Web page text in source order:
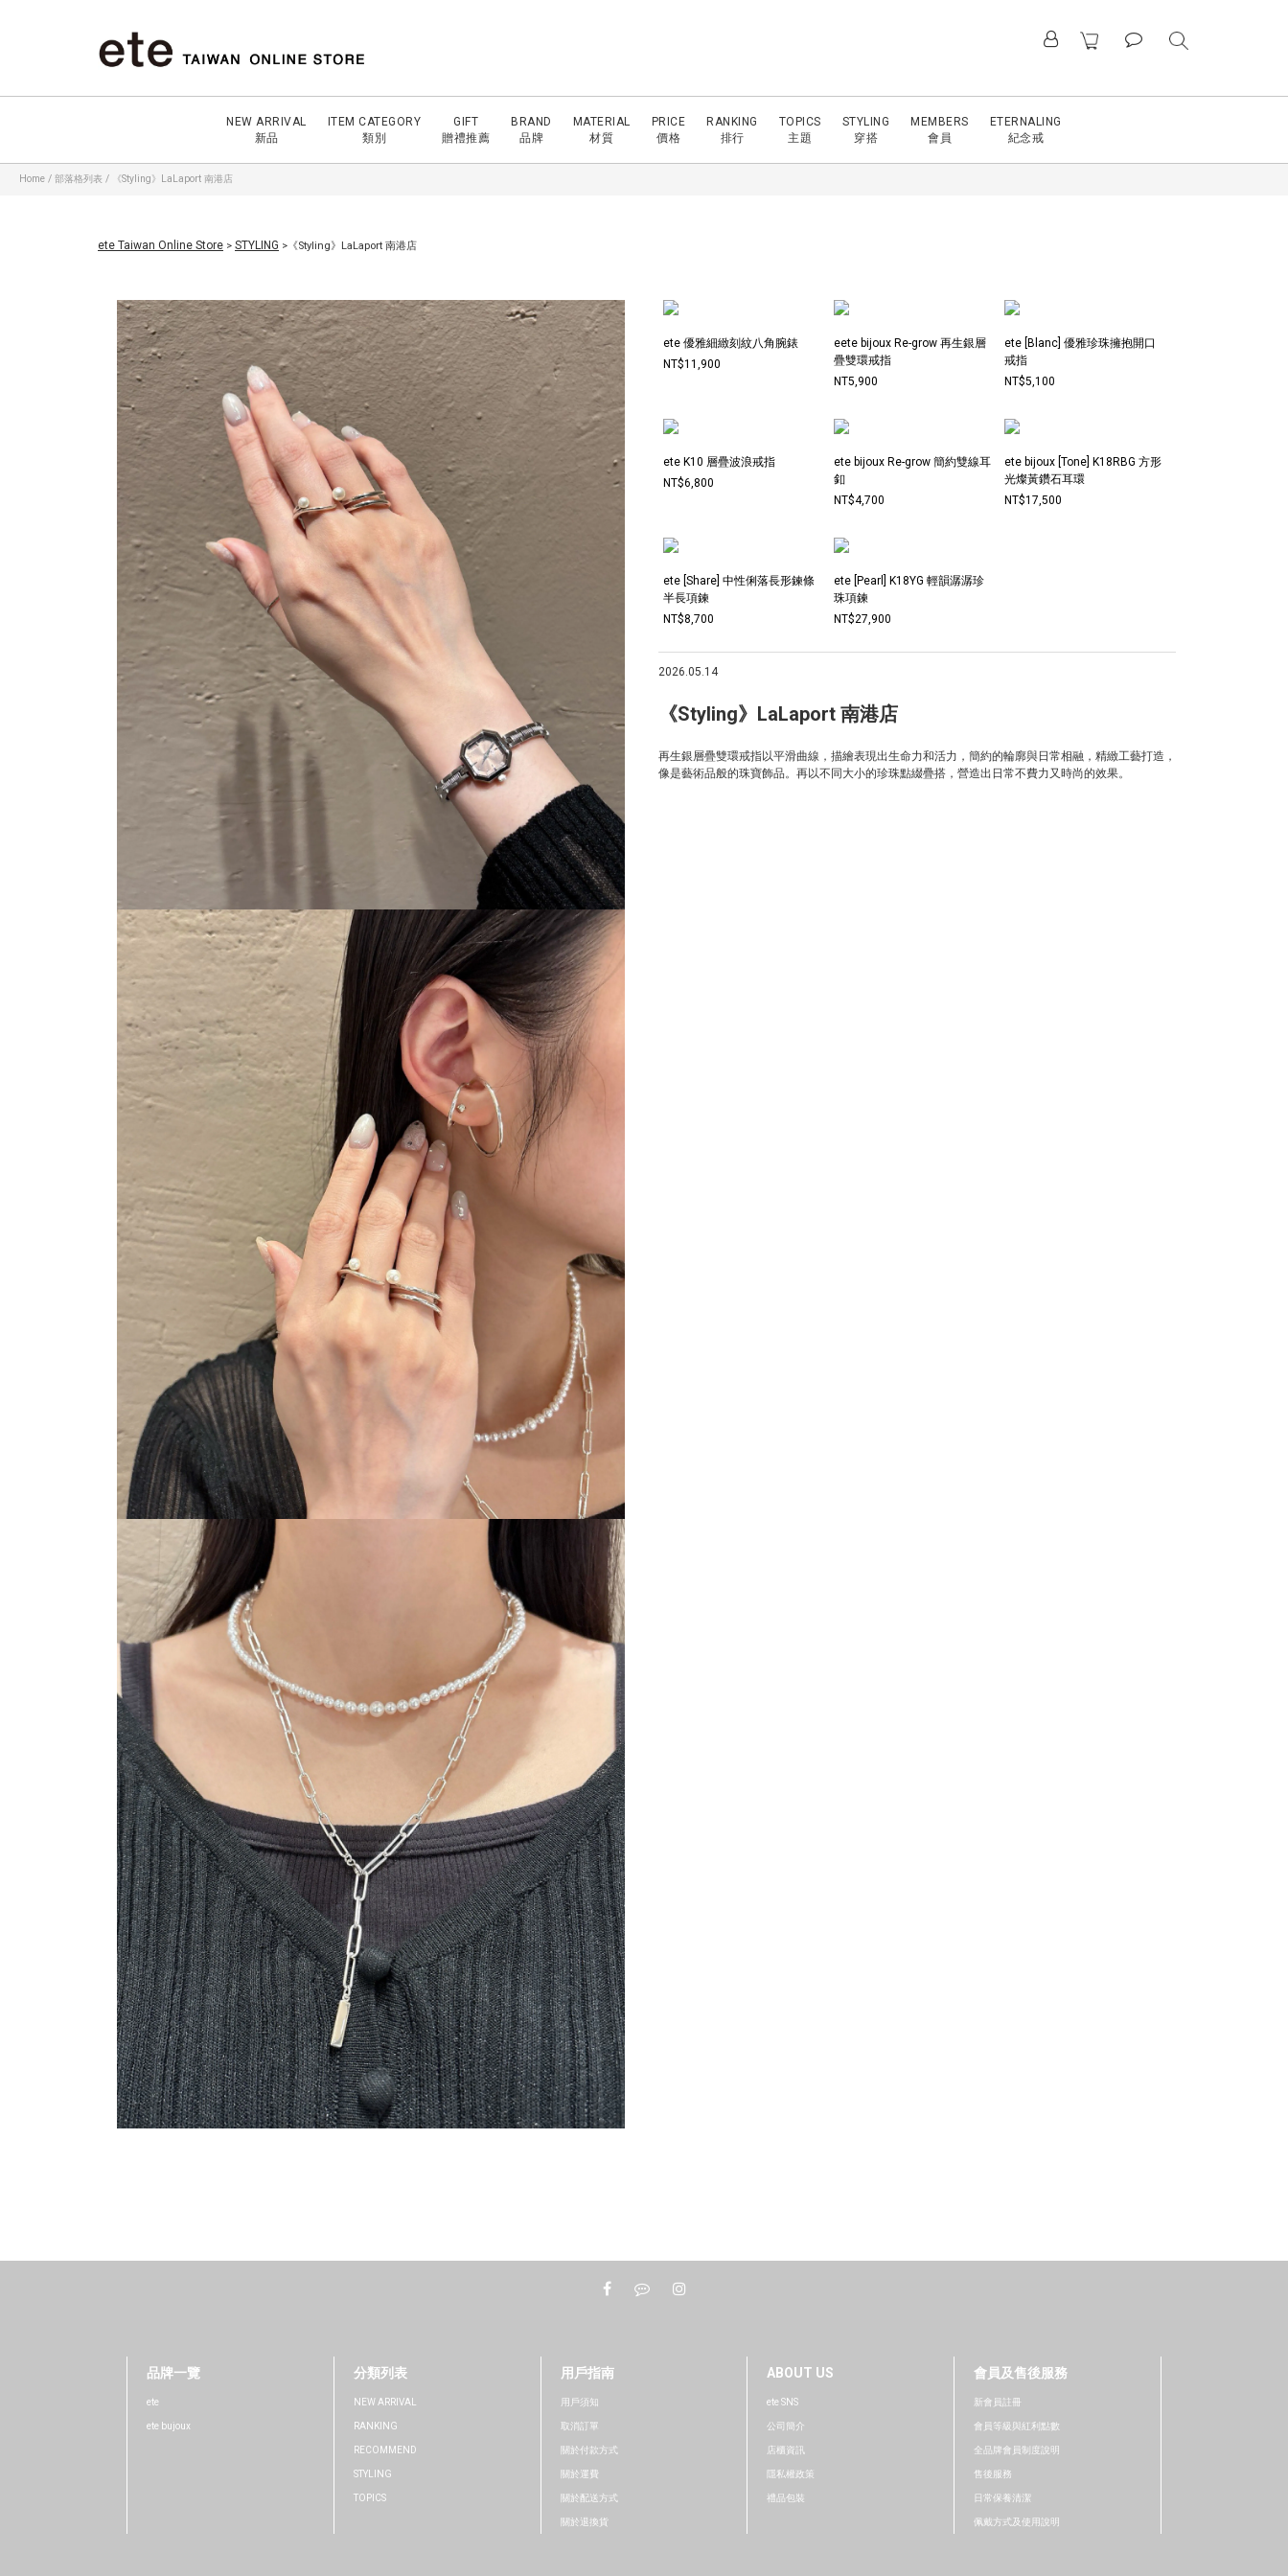
NEW ARRIVAL
新品
ITEM CATEGORY
類別
GIFT
贈禮推薦
BRAND
品牌
MATERIAL
材質
PRICE
價格
RANKING
排行
TOPICS
主題
STYLING
穿搭
MEMBERS
會員
ETERNALING
紀念戒
Home / 部落格列表 / 《Styling》LaLaport 南港店
ete Taiwan Online Store > STYLING >《Styling》LaLaport 南港店
ete 優雅細緻刻紋八角腕錶
NT$11,900
eete bijoux Re-grow 再生銀層
疊雙環戒指
NT5,900
ete [Blanc] 優雅珍珠擁抱開口
戒指
NT$5,100
ete K10 層疊波浪戒指
NT$6,800
ete bijoux Re-grow 簡約雙線耳
釦
NT$4,700
ete bijoux [Tone] K18RBG 方形
光燦黃鑽石耳環
NT$17,500
ete [Share] 中性俐落長形鍊條
半長項鍊
NT$8,700
ete [Pearl] K18YG 輕韻潺潺珍
珠項鍊
NT$27,900
2026.05.14
《Styling》LaLaport 南港店
再生銀層疊雙環戒指以平滑曲線，描繪表現出生命力和活力，簡約的輪廓與日常相融，精緻工藝打造，
像是藝術品般的珠寶飾品。再以不同大小的珍珠點綴疊搭，營造出日常不費力又時尚的效果。
品牌一覽
ete
ete bujoux
分類列表
NEW ARRIVAL
RANKING
RECOMMEND
STYLING
TOPICS
用戶指南
用戶須知
取消訂單
關於付款方式
關於運費
關於配送方式
關於退換貨
ABOUT US
ete SNS
公司簡介
店櫃資訊
隱私權政策
禮品包裝
會員及售後服務
新會員註冊
會員等級與紅利點數
全品牌會員制度說明
售後服務
日常保養清潔
佩戴方式及使用說明